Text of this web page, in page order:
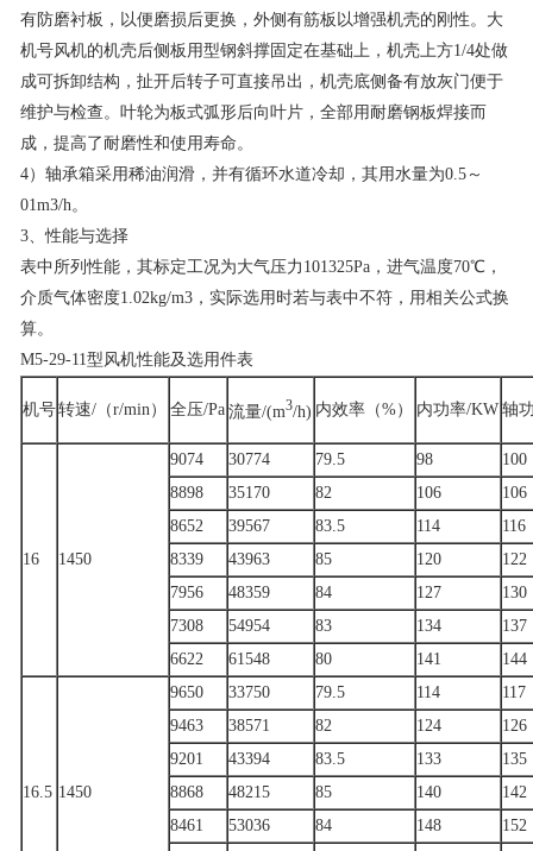
有防磨衬板，以便磨损后更换，外侧有筋板以增强机壳的刚性。大
机号风机的机壳后侧板用型钢斜撑固定在基础上，机壳上方1/4处做
成可拆卸结构，扯开后转子可直接吊出，机壳底侧备有放灰门便于
维护与检查。叶轮为板式弧形后向叶片，全部用耐磨钢板焊接而
成，提高了耐磨性和使用寿命。
4）轴承箱采用稀油润滑，并有循环水道冷却，其用水量为0.5～
01m3/h。
3、性能与选择
表中所列性能，其标定工况为大气压力101325Pa，进气温度70℃，
介质气体密度1.02kg/m3，实际选用时若与表中不符，用相关公式换
算。
M5-29-11型风机性能及选用件表
机号转速/（r/min） 全压/Pa 流量/(m3/h) 内效率（%） 内功率/KW 轴
16 1450
9074 30774 79.5 98
100
8898
35170 82 106
106
8652
39567 83.5 114
116
8339
43963 85 120
122
7956
48359 84 127
130
7308
54954 83 134
137
6622
61548 80 141 144
16.5 1450
9650 33750 79.5 114
117
9463
38571 82 124
126
9201
43394 83.5 133
135
8868
48215 85 140
142
8461
53036 84 148
152